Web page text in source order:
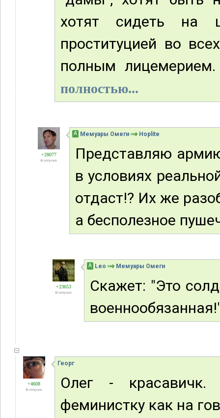
хотят сидеть на
проституцией во
полным
полностью...
+28077
В отпуске
А Мемуары Омеги Hoplite
Представляю
в условиях
отдаст!? Их же
а бесполезное
+23653
В отпуске
А Leo Мемуары Омеги
Скажет: "Это
+4608
В отпуске
Георг
Олег -
феминистку как на